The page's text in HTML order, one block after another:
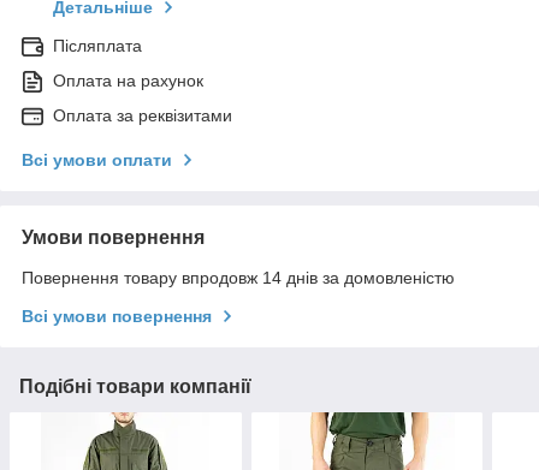
Детальніше
Післяплата
Оплата на рахунок
Оплата за реквізитами
Всі умови оплати
Умови повернення
Повернення товару впродовж 14 днів за домовленістю
Всі умови повернення
Подібні товари компанії